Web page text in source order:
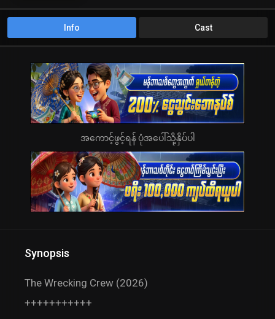
Info Cast
အကောင့်ဖွင့်ရန် ပုံအပေါ်သို့နှိပ်ပါ
Synopsis
The Wrecking Crew (2026)
+++++++++++